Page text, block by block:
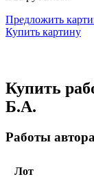
Предложить
Купить картину
Купить
Б.А.
Работы
Лот